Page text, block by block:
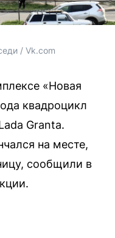
/ Vk.com
«Новая
квадроцикл
Granta.
на месте,
сообщили в